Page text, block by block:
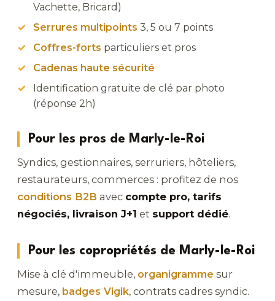
Vachette, Bricard)
Serrures multipoints 3, 5 ou 7 points
Coffres-forts particuliers et pros
Cadenas haute sécurité
Identification gratuite de clé par photo
(réponse 2h)
Pour les pros de Marly-le-Roi
Syndics, gestionnaires, serruriers, hôteliers,
restaurateurs, commerces : profitez de nos
conditions B2B avec compte pro, tarifs
négociés, livraison J+1 et support dédié.
Pour les copropriétés de Marly-le-Roi
Mise à clé d'immeuble, organigramme sur
mesure, badges Vigik, contrats cadres syndic.